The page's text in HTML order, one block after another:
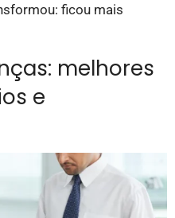
ficou mais
melhores
e